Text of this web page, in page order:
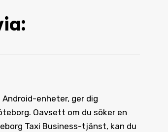
enheter, ger dig
Oavsett om du söker en
Taxi Business-tjänst, kan du